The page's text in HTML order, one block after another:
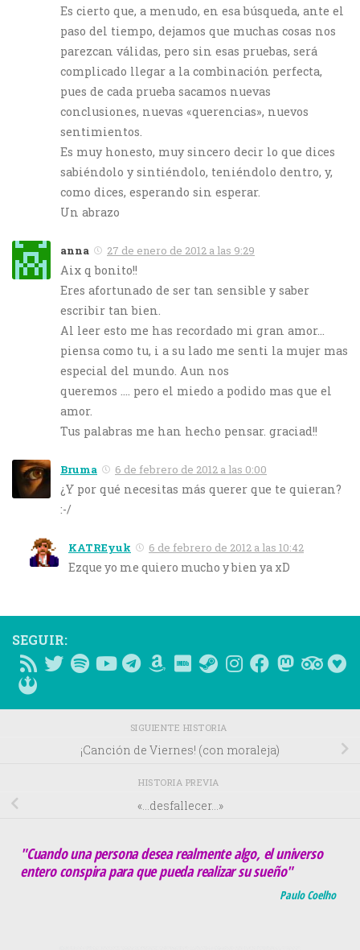
Es cierto que, a menudo, en esa búsqueda, ante el
paso del tiempo, dejamos que muchas cosas nos
parezcan válidas, pero sin esas pruebas, será
complicado llegar a la combinación perfecta,
pues de cada prueba sacamos nuevas
conclusiones, nuevas «querencias», nuevos
sentimientos.
Es muy honesto, muy sincero decir lo que dices
sabiéndolo y sintiéndolo, teniéndolo dentro, y,
como dices, esperando sin esperar.
Un abrazo
anna 27 de enero de 2012 a las 9:29
Aix q bonito!!
Eres afortunado de ser tan sensible y saber
escribir tan bien.
Al leer esto me has recordado mi gran amor…
piensa como tu, i a su lado me senti la mujer mas
especial del mundo. Aun nos
queremos …. pero el miedo a podido mas que el
amor.
Tus palabras me han hecho pensar. graciad!!
Bruma 6 de febrero de 2012 a las 0:00
¿Y por qué necesitas más querer que te quieran?
:-/
KATREyuk 6 de febrero de 2012 a las 10:42
Ezque yo me quiero mucho y bien ya xD
SEGUIR:
SIGUIENTE HISTORIA
¡Canción de Viernes! (con moraleja)
HISTORIA PREVIA
«…desfallecer…»
"Cuando una persona desea realmente algo, el universo
entero conspira para que pueda realizar su sueño"
Paulo Coelho